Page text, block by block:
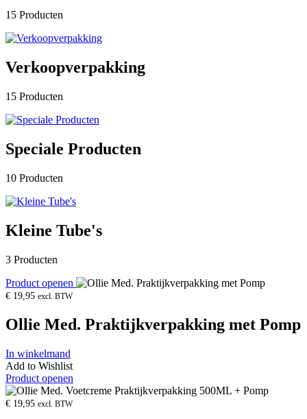
15 Producten
Verkoopverpakking
15 Producten
Speciale Producten
10 Producten
Kleine Tube's
3 Producten
Product openen
€ 19,95 excl. BTW
Ollie Med. Praktijkverpakking met Pomp
In winkelmand
Add to Wishlist
Product openen
€ 19,95 excl. BTW